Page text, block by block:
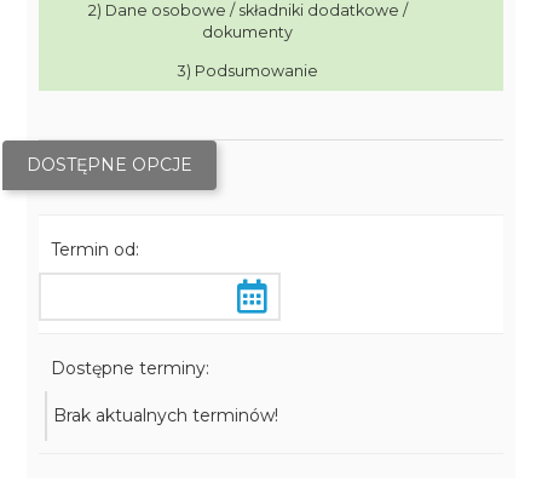
2) Dane osobowe / składniki dodatkowe /
dokumenty
3) Podsumowanie
DOSTĘPNE OPCJE
Termin od:
Dostępne terminy:
Brak aktualnych terminów!